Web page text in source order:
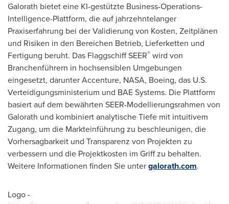
Galorath bietet eine KI-gestützte Business-Operations-
Intelligence-Plattform, die auf jahrzehntelanger
Praxiserfahrung bei der Validierung von Kosten, Zeitplänen
und Risiken in den Bereichen Betrieb, Lieferketten und
Fertigung beruht. Das Flaggschiff SEER® wird von
Branchenführern in hochsensiblen Umgebungen
eingesetzt, darunter Accenture, NASA, Boeing, das U.S.
Verteidigungsministerium und BAE Systems. Die Plattform
basiert auf dem bewährten SEER-Modellierungsrahmen von
Galorath und kombiniert analytische Tiefe mit intuitivem
Zugang, um die Markteinführung zu beschleunigen, die
Vorhersagbarkeit und Transparenz von Projekten zu
verbessern und die Projektkosten im Griff zu behalten.
Weitere Informationen finden Sie untergalorath.com.
Logo -